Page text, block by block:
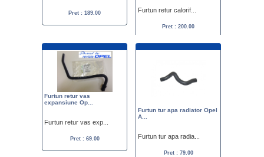
Pret : 189.00 Furtun retur calorif...
Pret : 200.00
Furtun retur vas
expansiune Op...
Furtun retur vas exp...
Pret : 69.00
Furtun tur apa radiator Opel
A...
Furtun tur apa radia...
Pret : 79.00